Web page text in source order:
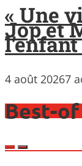
« Une
Jop et
4 août 20267
Best-of